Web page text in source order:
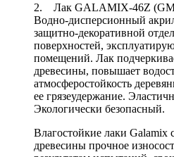
2. Лак GALAMIX-46Z
Водно-дисперсионный
защитно-декоративной
поверхностей,
помещений. Лак
древесины, повышает
атмосферостойкость
ее грязеудержание.
Экологически безопасный.
Влагостойкие лаки Galamix
древесины прочное